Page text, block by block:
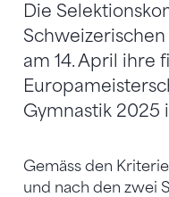
Die
am 14. April ihre
Gymnastik 2025
Gemäss den
und nach den zwei